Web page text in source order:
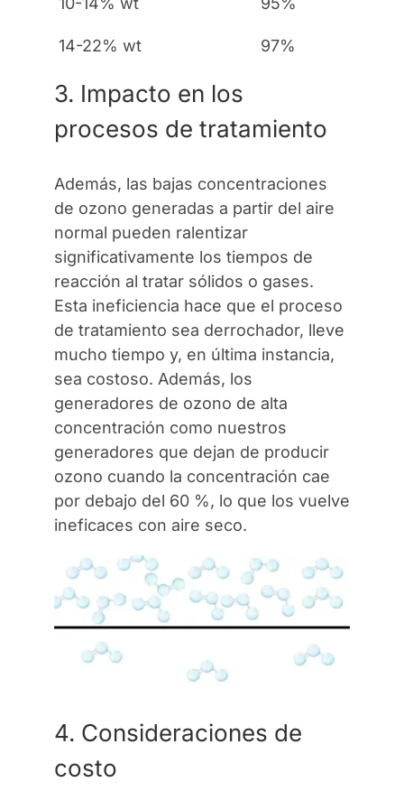
14-22% wt 97%
3. Impacto en los
procesos de tratamiento
Además, las bajas concentraciones
de ozono generadas a partir del aire
normal pueden ralentizar
significativamente los tiempos de
reacción al tratar sólidos o gases.
Esta ineficiencia hace que el proceso
de tratamiento sea derrochador, lleve
mucho tiempo y, en última instancia,
sea costoso. Además, los
generadores de ozono de alta
concentración como nuestros
generadores que dejan de producir
ozono cuando la concentración cae
por debajo del 60 %, lo que los vuelve
ineficaces con aire seco.
4. Consideraciones de
costo